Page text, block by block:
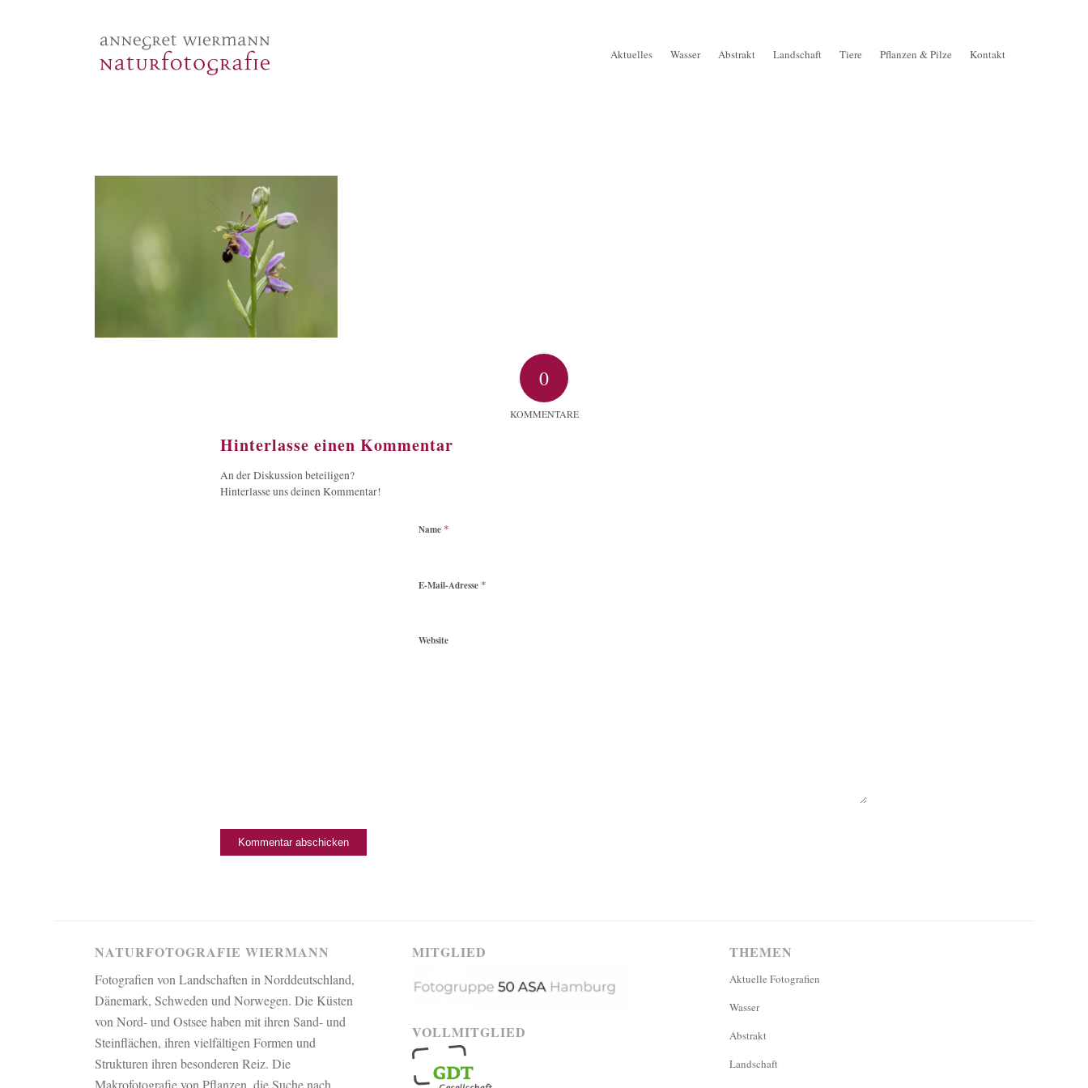
Aktuelles Wasser Abstrakt Landschaft Tiere Pflanzen & Pilze Kontakt
0
KOMMENTARE
Hinterlasse einen Kommentar
An der Diskussion beteiligen?
Hinterlasse uns deinen Kommentar!
Name *
E-Mail-Adresse *
Website
NATURFOTOGRAFIE WIERMANN
Fotografien von Landschaften in Norddeutschland,
Dänemark, Schweden und Norwegen. Die Küsten
von Nord- und Ostsee haben mit ihren Sand- und
Steinflächen, ihren vielfältigen Formen und
Strukturen ihren besonderen Reiz. Die
MITGLIED
VOLLMITGLIED
THEMEN
Aktuelle Fotografien
Wasser
Abstrakt
Landschaft